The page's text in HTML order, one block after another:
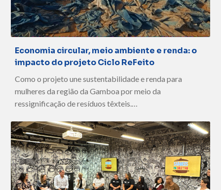
Economia circular, meio ambiente e renda: o
impacto do projeto Ciclo ReFeito
Como o projeto une sustentabilidade e renda para
mulheres da região da Gamboa por meio da
ressignificação de resíduos têxteis.…